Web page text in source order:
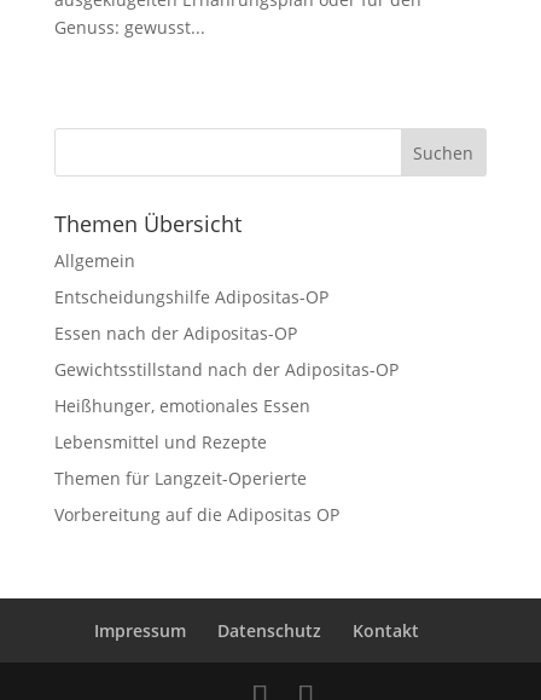
Genuss: gewusst...
Themen Übersicht
Allgemein
Entscheidungshilfe Adipositas-OP
Essen nach der Adipositas-OP
Gewichtsstillstand nach der Adipositas-OP
Heißhunger, emotionales Essen
Lebensmittel und Rezepte
Themen für Langzeit-Operierte
Vorbereitung auf die Adipositas OP
Impressum Datenschutz Kontakt